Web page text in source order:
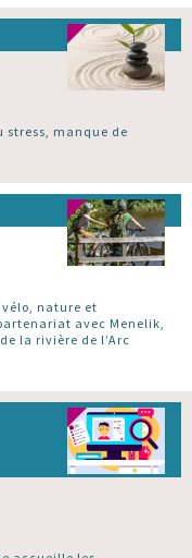
stress, manque de
nature et
avec Menelik,
la rivière de l’Arc